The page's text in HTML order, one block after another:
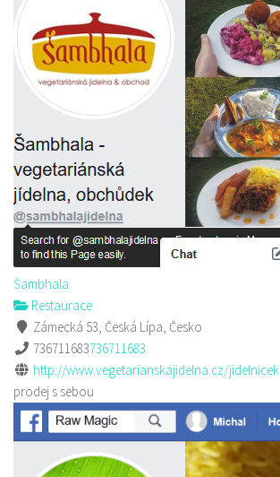
Šambhala
Restaurace
Zámecká 53, Česká Lípa, Česko
736711683736711683
http://www.vegetarianskajidelna.cz/jidelnicek
prodej s sebou